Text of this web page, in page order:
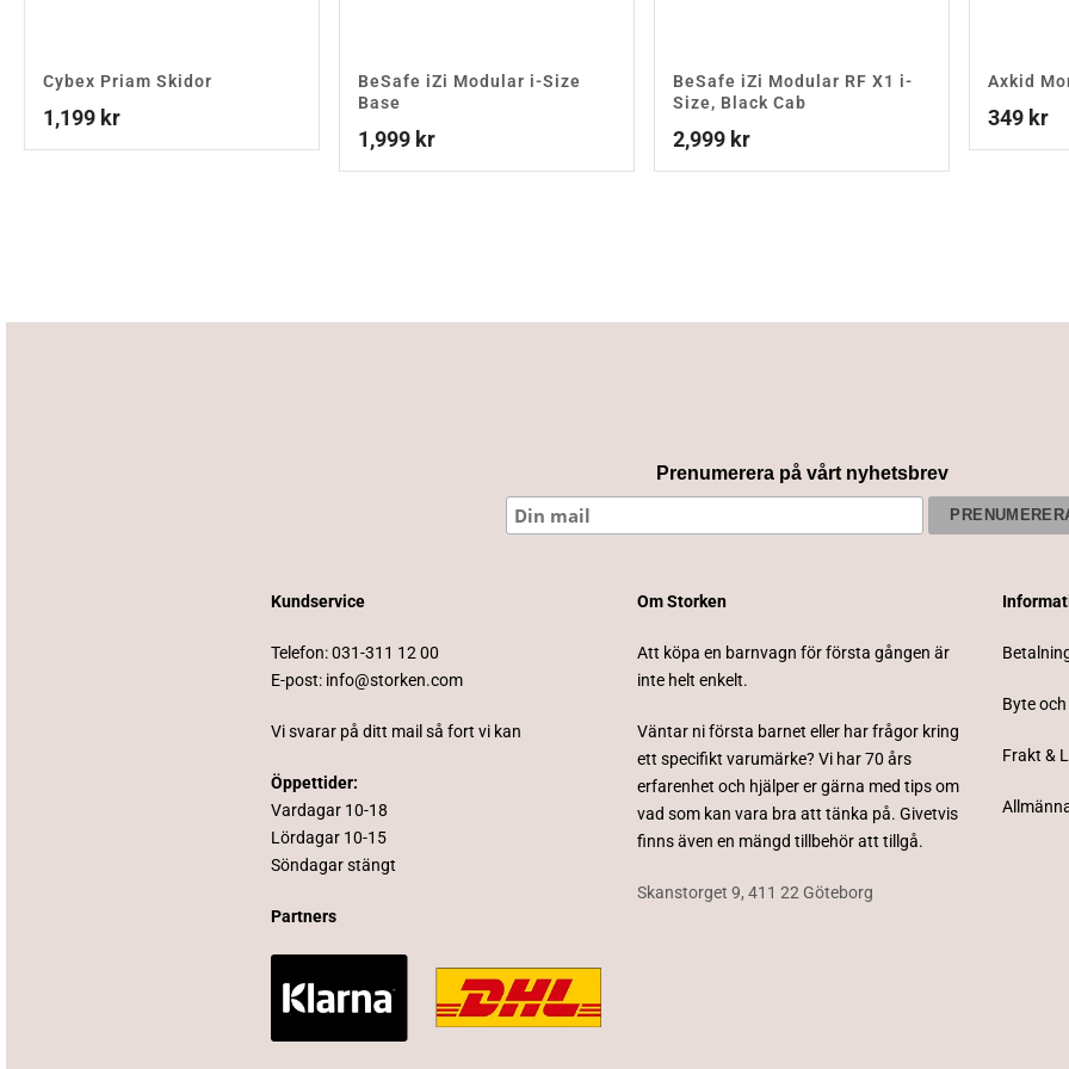
Cybex Priam Skidor
1,199 kr
BeSafe iZi Modular i-Size
Base
1,999 kr
BeSafe iZi Modular RF X1 i-
Size, Black Cab
2,999 kr
Axkid
349 kr
Prenumerera på vårt nyhetsbrev
Kundservice
Telefon:031-311 12 00
E-post: info@storken.com
Vi svarar på ditt mail så fort vi kan
Öppettider:
Vardagar 10-18
Lördagar 10-15
Söndagar stängt
Partners
Om Storken
Att köpa en barnvagn för första gången är
inte helt enkelt.
Väntar ni första barnet eller har frågor kring
ett specifikt varumärke? Vi har 70 års
erfarenhet och hjälper er gärna med tips om
vad som kan vara bra att tänka på. Givetvis
finns även en mängd tillbehör att tillgå.
Skanstorget 9, 411 22 Göteborg
Byte
Frakt &